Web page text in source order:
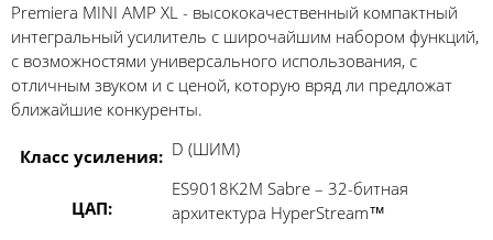
Premiera MINI AMP XL - высококачественный компактный
интегральный усилитель с широчайшим набором функций,
с возможностями универсального использования, с
отличным звуком и с ценой, которую вряд ли предложат
ближайшие конкуренты.
Класс усиления: D (ШИМ)
ЦАП:
ES9018K2M Sabre – 32-битная
архитектура HyperStream™